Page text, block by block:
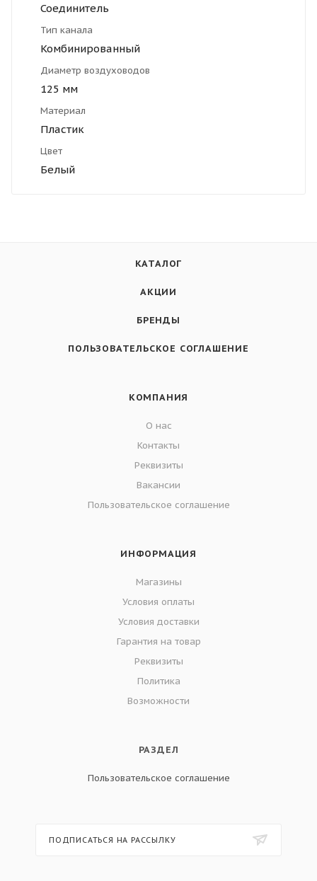
Соединитель
Тип канала
Комбинированный
Диаметр воздуховодов
125 мм
Материал
Пластик
Цвет
Белый
КАТАЛОГ
АКЦИИ
БРЕНДЫ
ПОЛЬЗОВАТЕЛЬСКОЕ СОГЛАШЕНИЕ
КОМПАНИЯ
О нас
Контакты
Реквизиты
Вакансии
Пользовательское соглашение
ИНФОРМАЦИЯ
Магазины
Условия оплаты
Условия доставки
Гарантия на товар
Реквизиты
Политика
Возможности
РАЗДЕЛ
Пользовательское соглашение
ПОДПИСАТЬСЯ НА РАССЫЛКУ